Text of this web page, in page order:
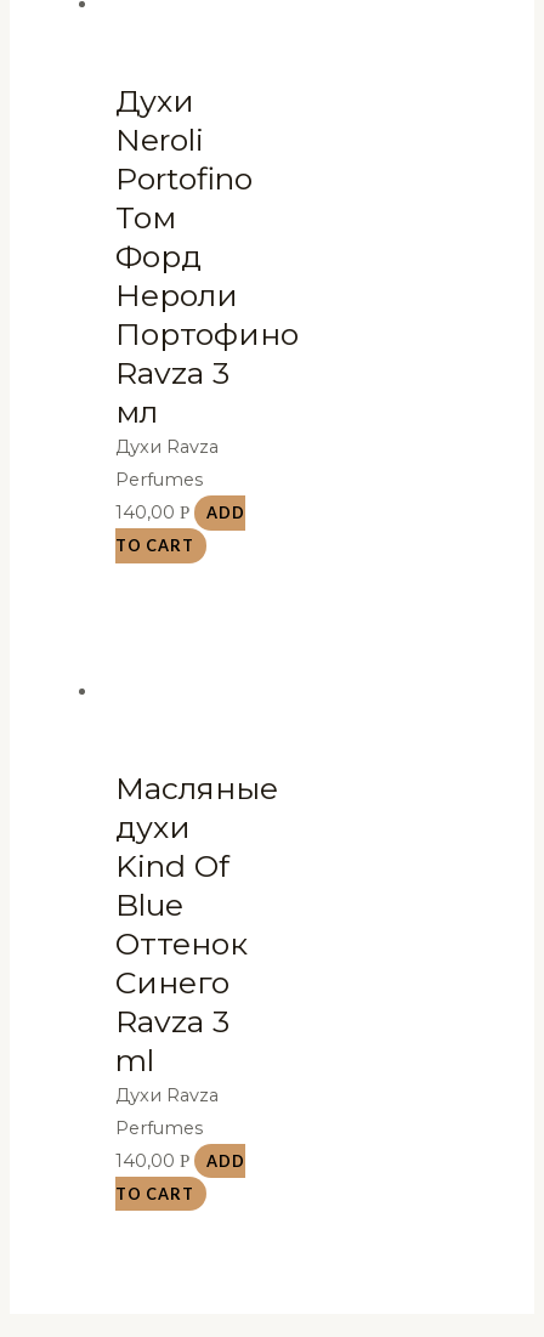
Духи
Neroli
Portofino
Том
Форд
Нероли
Портофино
Ravza 3
мл
Духи Ravza
Perfumes
140,00Р
ADD
TO CART
Масляные
духи
Kind Of
Blue
Оттенок
Синего
Ravza 3
ml
Духи Ravza
Perfumes
140,00Р
ADD
TO CART